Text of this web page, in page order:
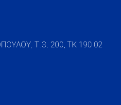
Τ.Θ. 200, TK 190 02